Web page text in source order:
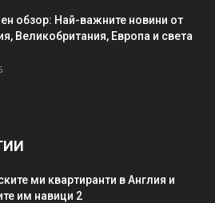
обзор: Най-важните новини от
Великобритания, Европа и света
ми квартиранти в Англия и
им навици 2